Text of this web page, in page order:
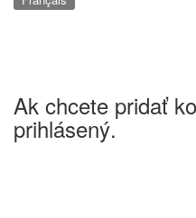
Ak chcete pridať
prihlásený.